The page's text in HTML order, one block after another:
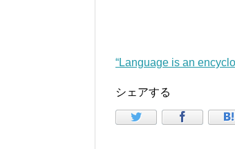
“Language is an
シェアする